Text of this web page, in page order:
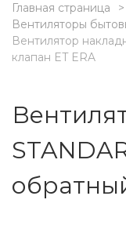
Главная страница
Вентиляторы
Вентилятор
клапан ET ERA